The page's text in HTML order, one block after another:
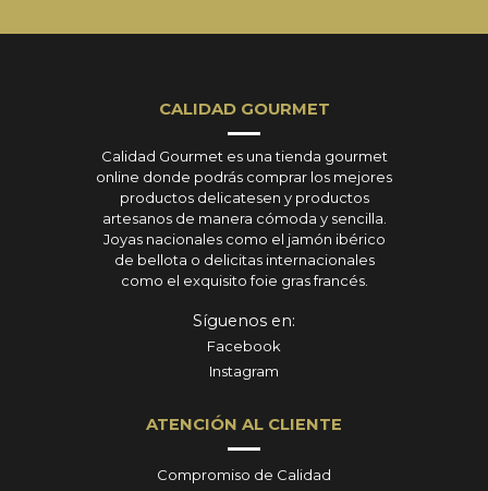
CALIDAD GOURMET
Calidad Gourmet es una tienda gourmet
online donde podrás comprar los mejores
productos delicatesen y productos
artesanos de manera cómoda y sencilla.
Joyas nacionales como el jamón ibérico
de bellota o delicitas internacionales
como el exquisito foie gras francés.
Síguenos en:
Facebook
Instagram
ATENCIÓN AL CLIENTE
Compromiso de Calidad